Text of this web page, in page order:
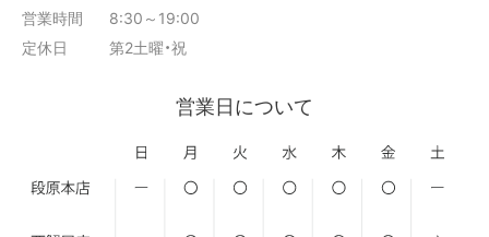
営業時間
8:30～19:00
定休日
第2土曜・祝
営業日について